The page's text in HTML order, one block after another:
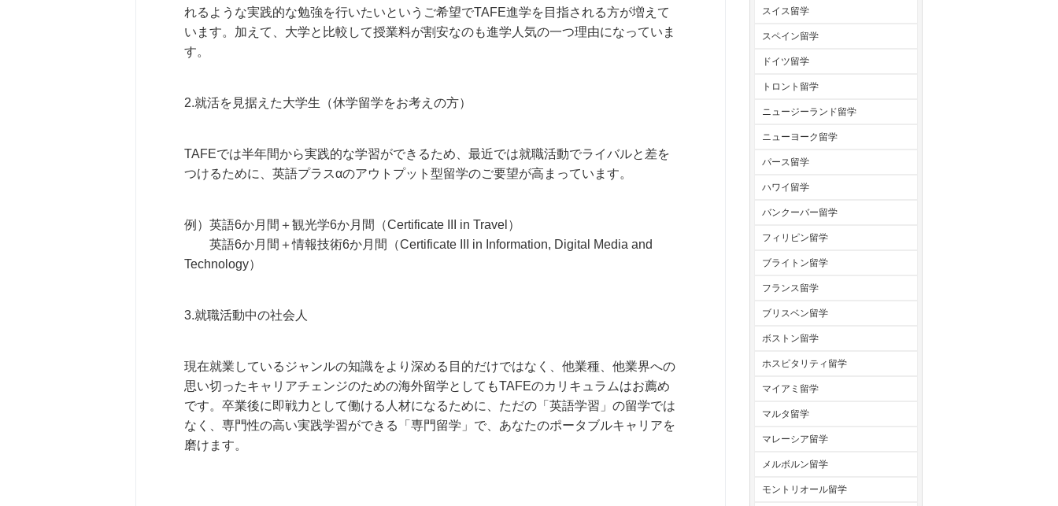
れるような実践的な勉強を行いたいというご希望でTAFE進学を目指される方が増えて
います。加えて、大学と比較して授業料が割安なのも進学人気の一つ理由になっていま
す。
2.就活を見据えた大学生（休学留学をお考えの方）
TAFEでは半年間から実践的な学習ができるため、最近では就職活動でライバルと差を
つけるために、英語プラスαのアウトプット型留学のご要望が高まっています。
例）英語6か月間＋観光学6か月間（Certificate III in Travel）
英語6か月間＋情報技術6か月間（Certificate III in Information, Digital Media and
Technology）
3.就職活動中の社会人
現在就業しているジャンルの知識をより深める目的だけではなく、他業種、他業界への
思い切ったキャリアチェンジのための海外留学としてもTAFEのカリキュラムはお薦め
です。卒業後に即戦力として働ける人材になるために、ただの「英語学習」の留学では
なく、専門性の高い実践学習ができる「専門留学」で、あなたのポータブルキャリアを
磨けます。
スイス留学
スペイン留学
ドイツ留学
トロント留学
ニュージーランド留学
ニューヨーク留学
パース留学
ハワイ留学
バンクーバー留学
フィリピン留学
ブライトン留学
フランス留学
ブリスベン留学
ボストン留学
ホスピタリティ留学
マイアミ留学
マルタ留学
マレーシア留学
メルボルン留学
モントリオール留学